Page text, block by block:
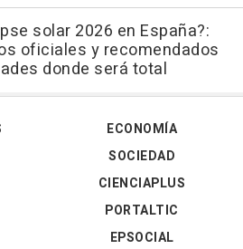
solar 2026 en España?:
oficiales y recomendados
donde será total
ECONOMÍA
SOCIEDAD
CIENCIAPLUS
PORTALTIC
EPSOCIAL